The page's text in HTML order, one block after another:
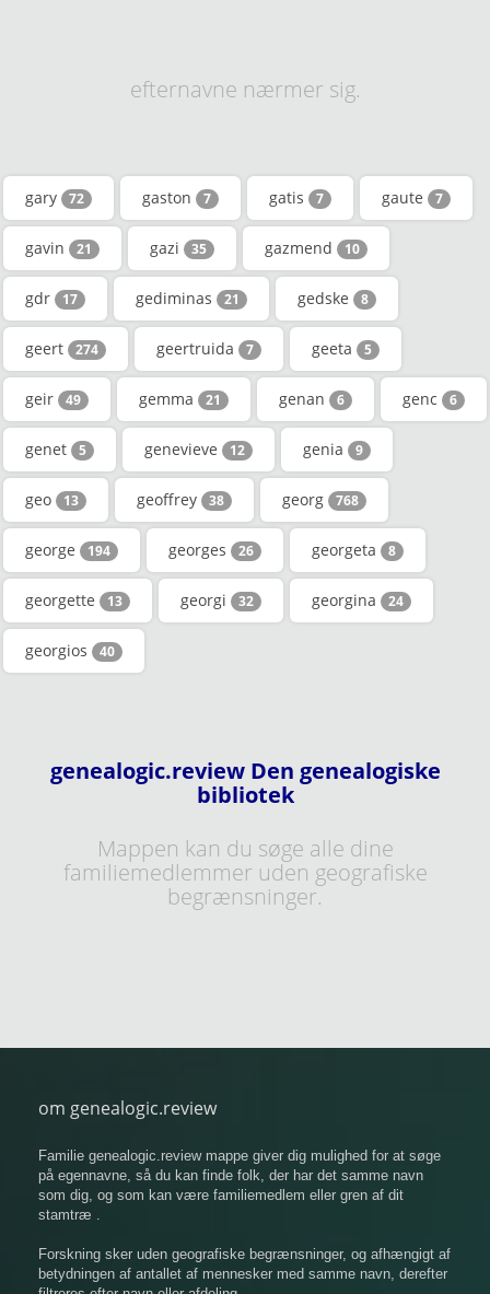
efternavne nærmer sig.
gary 72 gaston 7 gatis 7 gaute 7
gavin 21 gazi 35 gazmend 10
gdr 17 gediminas 21 gedske 8
geert 274 geertruida 7 geeta 5
geir 49 gemma 21 genan 6 genc 6
genet 5 genevieve 12 genia 9
geo 13 geoffrey 38 georg 768
george 194 georges 26 georgeta 8
georgette 13 georgi 32 georgina 24
georgios 40
genealogic.review Den genealogiske
bibliotek
Mappen kan du søge alle dine
familiemedlemmer uden geografiske
begrænsninger.
om genealogic.review
Familie genealogic.review mappe giver dig mulighed for at søge
på egennavne, så du kan finde folk, der har det samme navn
som dig, og som kan være familiemedlem eller gren af ​​dit
stamtræ .
Forskning sker uden geografiske begrænsninger, og afhængigt af
betydningen af ​​antallet af mennesker med samme navn, derefter